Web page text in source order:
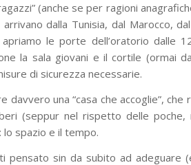
(anche se per ragioni
dalla Tunisia, dal Marocco,
le porte dell’oratorio dalle
la sala giovani e il cortile (ormai
di sicurezza necessarie.
davvero una “casa che accoglie”,
(seppur nel rispetto delle
lo spazio e il tempo.
pensato sin da subito ad